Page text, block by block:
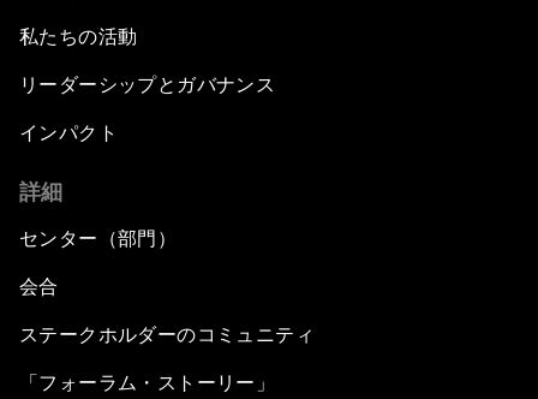
私たちの活動
リーダーシップとガバナンス
インパクト
詳細
センター（部門）
会合
ステークホルダーのコミュニティ
「フォーラム・ストーリー」